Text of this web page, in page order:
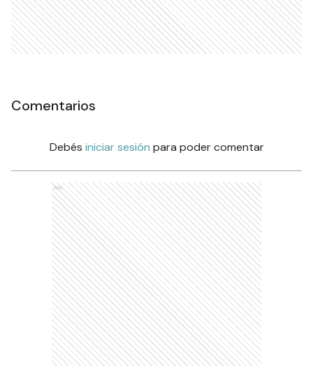
Comentarios
Debés iniciar sesión para poder comentar
Ads